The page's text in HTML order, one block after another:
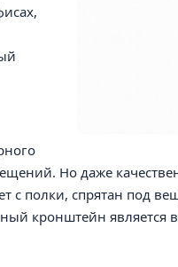
Но даже
с полки, спрятан под
кронштейн